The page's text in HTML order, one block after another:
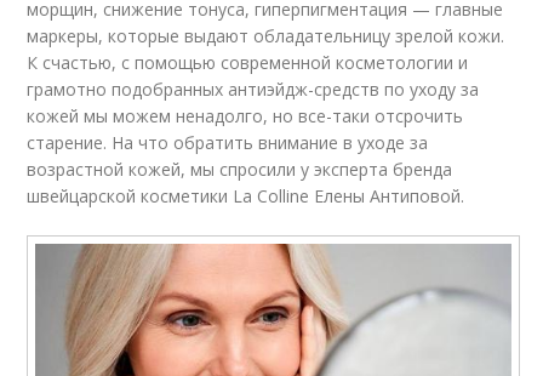
морщин, снижение тонуса, гиперпигментация — главные
маркеры, которые выдают обладательницу зрелой кожи.
К счастью, с помощью современной косметологии и
грамотно подобранных антиэйдж-средств по уходу за
кожей мы можем ненадолго, но все-таки отсрочить
старение. На что обратить внимание в уходе за
возрастной кожей, мы спросили у эксперта бренда
швейцарской косметики La Colline Елены Антиповой.